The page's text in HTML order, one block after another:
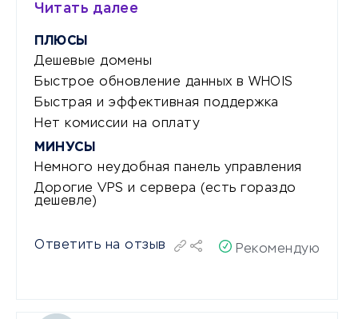
Читать далее
ПЛЮСЫ
Дешевые домены
Быстрое обновление данных в WHOIS
Быстрая и эффективная поддержка
Нет комиссии на оплату
МИНУСЫ
Немного неудобная панель управления
Дорогие VPS и сервера (есть гораздо
дешевле)
Ответить на отзыв Рекомендую